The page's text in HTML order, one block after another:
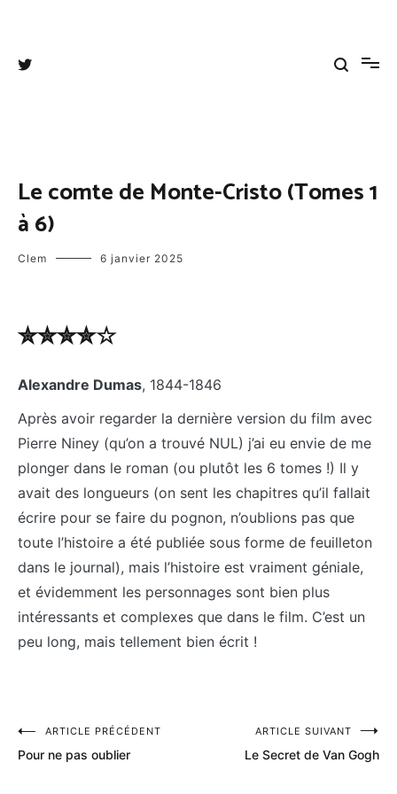
Le comte de Monte-Cristo (Tomes 1
à 6)
Clem 6 janvier 2025
✮✮✮✮☆
Alexandre Dumas, 1844-1846
Après avoir regarder la dernière version du film avec
Pierre Niney (qu’on a trouvé NUL) j’ai eu envie de me
plonger dans le roman (ou plutôt les 6 tomes !) Il y
avait des longueurs (on sent les chapitres qu’il fallait
écrire pour se faire du pognon, n’oublions pas que
toute l’histoire a été publiée sous forme de feuilleton
dans le journal), mais l’histoire est vraiment géniale,
et évidemment les personnages sont bien plus
intéressants et complexes que dans le film. C’est un
peu long, mais tellement bien écrit !
Navigation
de
ARTICLE PRÉCÉDENT
Pour ne pas oublier
ARTICLE SUIVANT
Le Secret de Van Gogh